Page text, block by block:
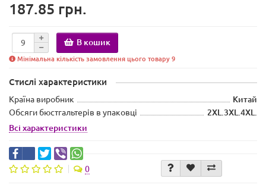
187.85 грн.
В кошик
Мінімальна кількість замовлення цього товару 9
Стислі характеристики
Країна виробник
Китай
Обсяги бюстгальтерів в упаковці
2XL.3XL.4XL.
Всі характеристики
0